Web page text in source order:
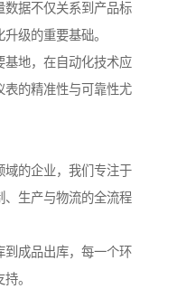
数据不仅关系到产品标
级的重要基础。
基地，在自动化技术应
的精准性与可靠性尤
域的企业，我们专注于
、生产与物流的全流程
到成品出库，每一个环
。